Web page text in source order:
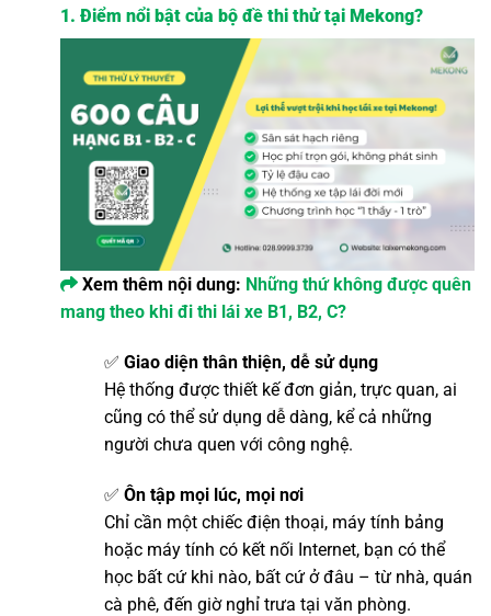
1. Điểm nổi bật của bộ đề thi thử tại Mekong?
Xem thêm nội dung: Những thứ không được quên
mang theo khi đi thi lái xe B1, B2, C?
✅ Giao diện thân thiện, dễ sử dụng
Hệ thống được thiết kế đơn giản, trực quan, ai
cũng có thể sử dụng dễ dàng, kể cả những
người chưa quen với công nghệ.
✅ Ôn tập mọi lúc, mọi nơi
Chỉ cần một chiếc điện thoại, máy tính bảng
hoặc máy tính có kết nối Internet, bạn có thể
học bất cứ khi nào, bất cứ ở đâu – từ nhà, quán
cà phê, đến giờ nghỉ trưa tại văn phòng.